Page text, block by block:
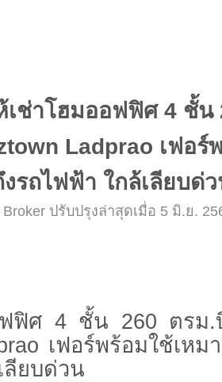
เช่าโฮมออฟฟิศ 4 ชั้
Ladprao เฟอร์
รถไฟฟ้า ใกล้เลียบด่
ปรับปรุงล่าสุดเมื่อ 5 มิ.ย.
ฟฟิศ 4 ชั้น 260 ตรม.
เฟอร์พร้อมใช้เห
ลียบด่วน